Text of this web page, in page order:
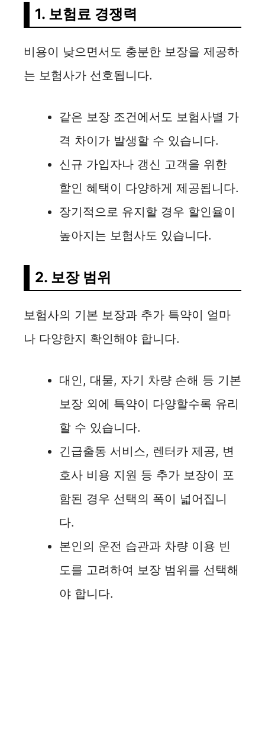
1. 보험료 경쟁력
비용이 낮으면서도 충분한 보장을 제공하
는 보험사가 선호됩니다.
같은 보장 조건에서도 보험사별 가
격 차이가 발생할 수 있습니다.
신규 가입자나 갱신 고객을 위한
할인 혜택이 다양하게 제공됩니다.
장기적으로 유지할 경우 할인율이
높아지는 보험사도 있습니다.
2. 보장 범위
보험사의 기본 보장과 추가 특약이 얼마
나 다양한지 확인해야 합니다.
대인, 대물, 자기 차량 손해 등 기본
보장 외에 특약이 다양할수록 유리
할 수 있습니다.
긴급출동 서비스, 렌터카 제공, 변
호사 비용 지원 등 추가 보장이 포
함된 경우 선택의 폭이 넓어집니
다.
본인의 운전 습관과 차량 이용 빈
도를 고려하여 보장 범위를 선택해
야 합니다.